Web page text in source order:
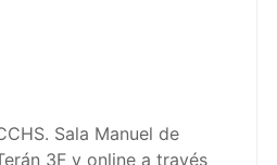
Sala Manuel de
3F y online a través